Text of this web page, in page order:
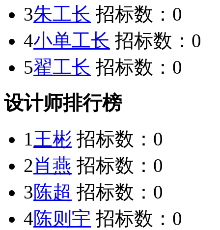
3朱工长 招标数： 0
4小单工长 招标数： 0
5翟工长 招标数： 0
设计师排行榜
1王彬 招标数： 0
2肖燕 招标数： 0
3陈超 招标数： 0
4陈则宇 招标数： 0